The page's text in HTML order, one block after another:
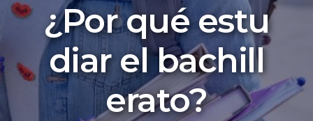
¿Por qué estu
diar el bachill
erato?